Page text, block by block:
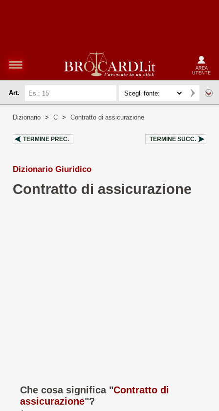
AREA
UTENTE
Art.
Dizionario > C > Contratto di assicurazione
TERMINE PREC. TERMINE SUCC.
Dizionario Giuridico
Contratto di assicurazione
Che cosa significa "Contratto di
assicurazione"?